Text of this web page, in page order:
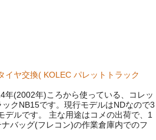
イヤ交換( KOLEC パレットトラック
年(2002年)ころから使っている、コレッ
クNB15です。現行モデルはNDなので3
デルです。 主な用途はコメの出荷で、1
バッグ(フレコン)の作業倉庫内でのフ